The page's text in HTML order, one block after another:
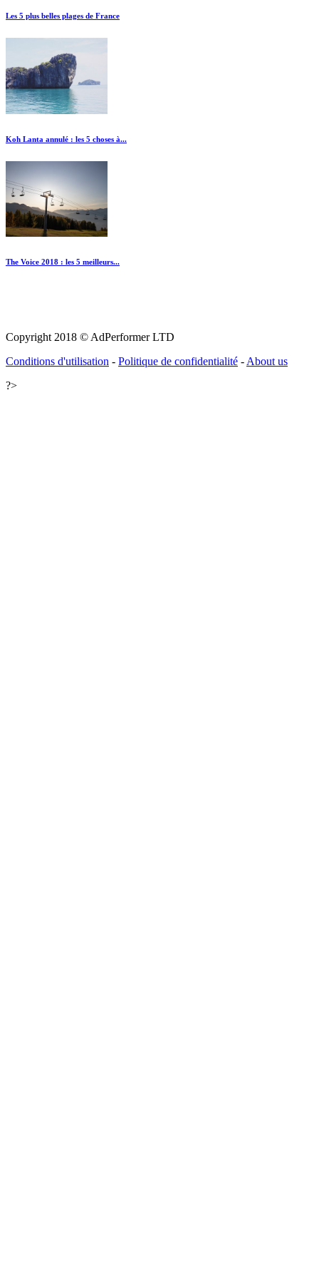
Les 5 plus belles plages de France
Koh Lanta annulé : les 5 choses à...
The Voice 2018 : les 5 meilleurs...
Copyright 2018 © AdPerformer LTD
Conditions d'utilisation - Politique de confidentialité - About us
?>